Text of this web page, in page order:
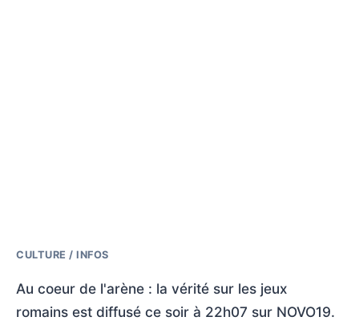
CULTURE / INFOS
Au coeur de l'arène : la vérité sur les jeux
romains est diffusé ce soir à 22h07 sur NOVO19.